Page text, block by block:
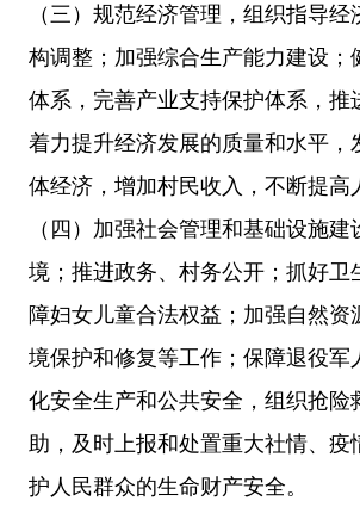
（三）规范经济管理，组织指导
构调整；加强综合生产能力建设；
体系，完善产业支持保护体系，推
着力提升经济发展的质量和水平，
体经济，增加村民收入，不断提高
（四）加强社会管理和基础设施
境；推进政务、村务公开；抓好卫
障妇女儿童合法权益；加强自然资
境保护和修复等工作；保障退役军
化安全生产和公共安全，组织抢险
助，及时上报和处置重大社情、疫
护人民群众的生命财产安全。